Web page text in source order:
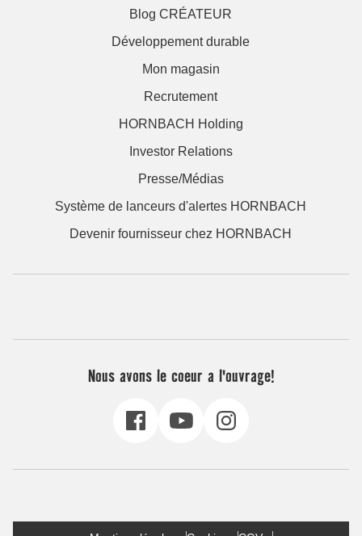
HORNBACH Holding
Investor Relations
Presse/Médias
Système de lanceurs d'alertes HORNBACH
Devenir fournisseur chez HORNBACH
Mentions légales Cookies